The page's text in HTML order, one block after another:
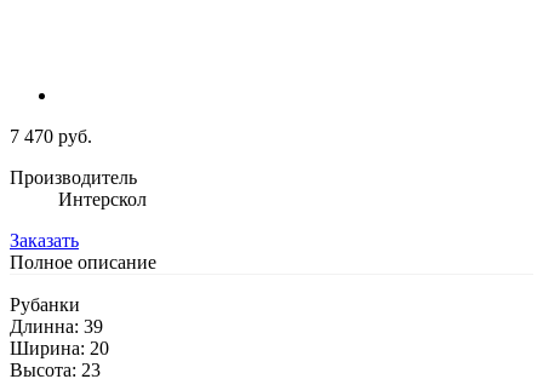
7 470 руб.
Производитель
Интерскол
Заказать
Полное описание
Рубанки
Длинна: 39
Ширина: 20
Высота: 23